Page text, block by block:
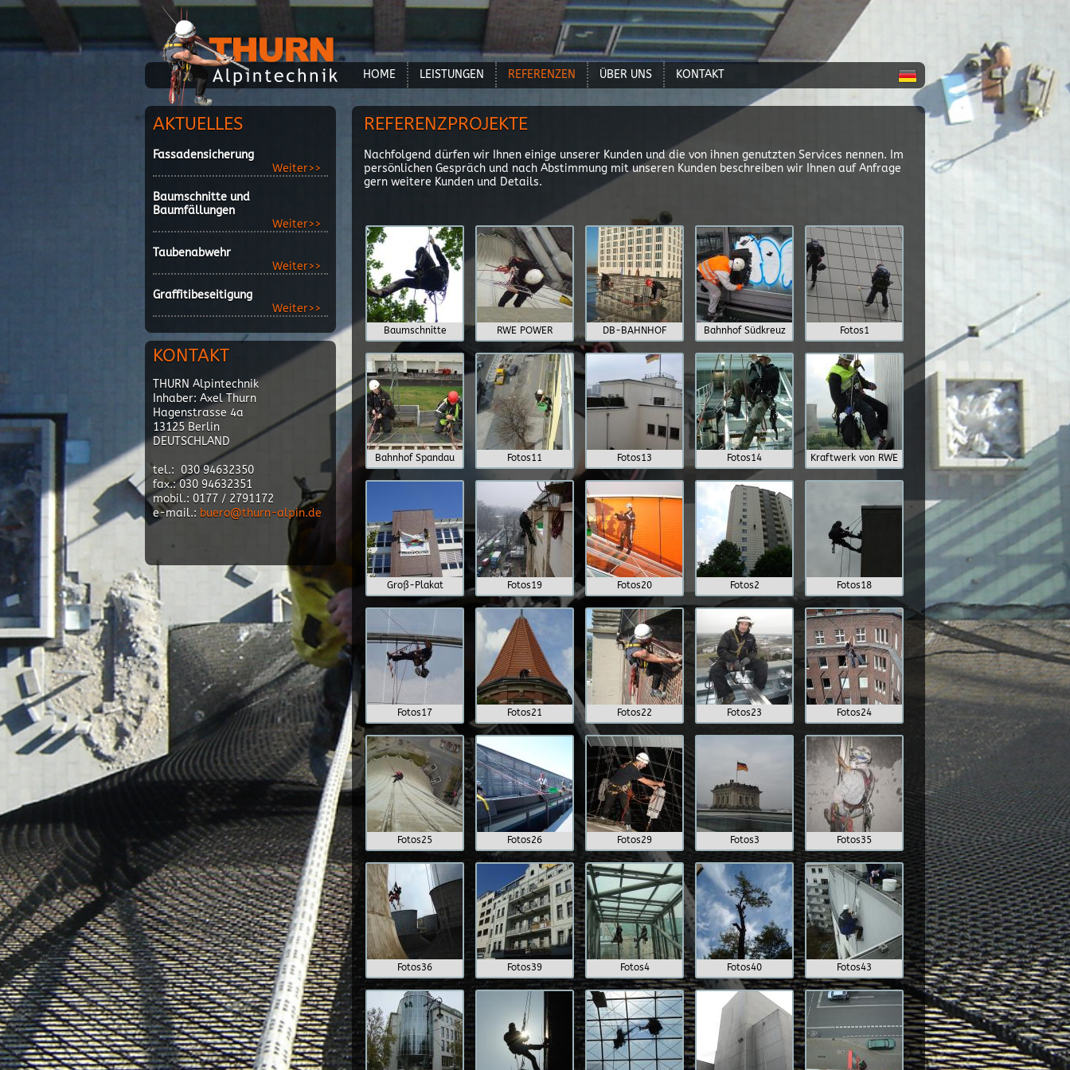
HOME LEISTUNGEN REFERENZEN ÜBER UNS KONTAKT
REFERENZPROJEKTE
Nachfolgend dürfen wir Ihnen einige unserer Kunden und die von ihnen genutzten Services nennen. Im
persönlichen Gespräch und nach Abstimmung mit unseren Kunden beschreiben wir Ihnen auf Anfrage
gern weitere Kunden und Details.
Baumschnitte RWE POWER DB-BAHNHOF Bahnhof Südkreuz Fotos1
Bahnhof Spandau Fotos11 Fotos13 Fotos14 Kraftwerk von RWE
Groß-Plakat Fotos19 Fotos20 Fotos2 Fotos18
Fotos17 Fotos21 Fotos22 Fotos23 Fotos24
Fotos25 Fotos26 Fotos29 Fotos3 Fotos35
Fotos36 Fotos39 Fotos4 Fotos40 Fotos43
AKTUELLES
Fassadensicherung
Weiter>>
Baumschnitte und
Baumfällungen
Weiter>>
Taubenabwehr
Weiter>>
Graffitibeseitigung
Weiter>>
KONTAKT
THURN Alpintechnik
Inhaber: Axel Thurn
Hagenstrasse 4a
13125 Berlin
DEUTSCHLAND
tel.: 030 94632350
fax.: 030 94632351
mobil.: 0177 / 2791172
e-mail.: buero@thurn-alpin.de